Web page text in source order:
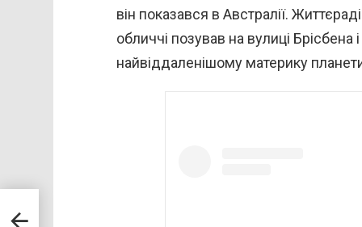
він показався в Австралії.
обличчі позував на вулиці Брісбена
найвіддаленішому материку